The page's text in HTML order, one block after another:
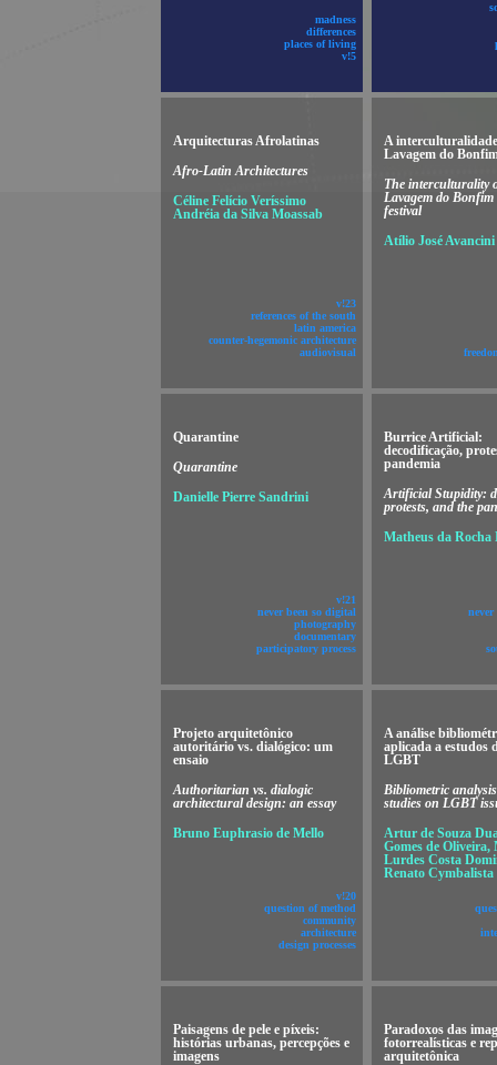
madness
differences
places of living
v!5
Arquitecturas Afrolatinas
Afro-Latin Architectures
Céline Felício Veríssimo
Andréia da Silva Moassab
v!23
references of the south
latin america
counter-hegemonic architecture
audiovisual
A
Lavagem do
The interculturality
Lavagem do
festival
Atílio José Avancini
Quarantine
Quarantine
Danielle Pierre Sandrini
v!21
never been so digital
photography
documentary
participatory process
Burrice Artificial:
decodificação,
pandemia
Artificial Stupidity:
protests, and the
Matheus da
never
Projeto arquitetônico
autoritário vs. dialógico: um
ensaio
Authoritarian vs. dialogic
architectural design: an essay
Bruno Euphrasio de Mello
v!20
question of method
community
architecture
design processes
A análise
aplicada a estudos
LGBT
Bibliometric
studies on LGBT
Artur de Souza
Gomes de Oliveira,
Lurdes Costa
Renato Cymbalista
Paisagens de pele e píxeis:
histórias urbanas, percepções e
imagens
Paradoxos das
fotorrealísticas e
arquitetônica